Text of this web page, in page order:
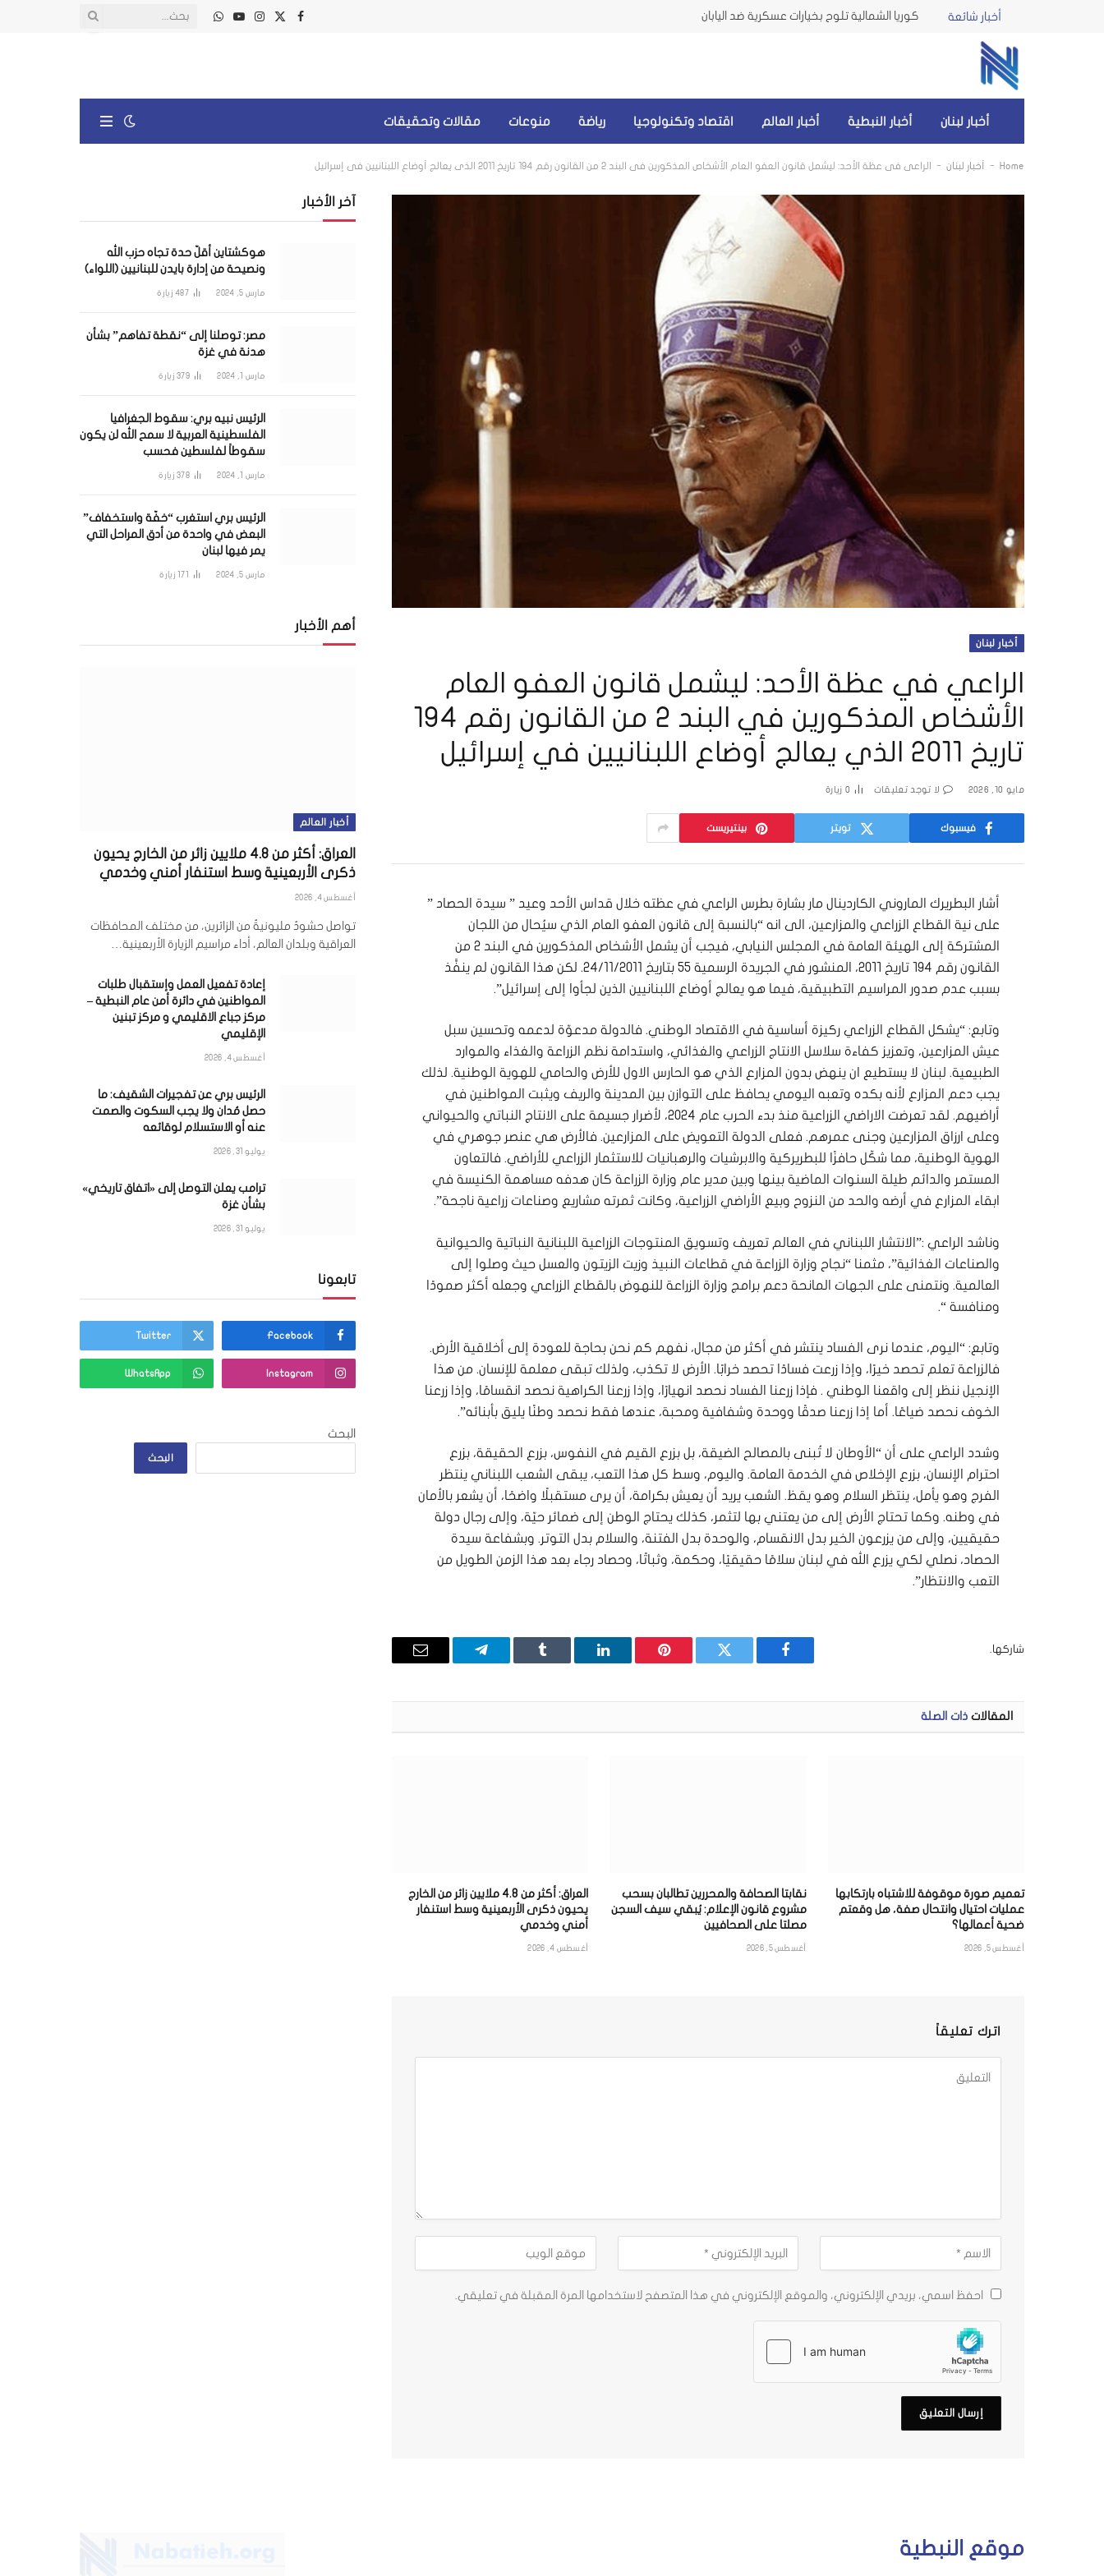
أخبار شائعة كوريا الشمالية تلوح بخيارات عسكرية ضد اليابان
فيسبوك
X
الانستغرام
يوتيوبواتساب
أخبار لبنان أخبار النبطية أخبار العالم اقتصاد وتكنولوجيا رياضة منوعات مقالات وتحقيقات
Home
- أخبار لبنان - الراعي في عظة الأحد: ليشمل قانون العفو العام الأشخاص المذكورين في البند 2 من القانون رقم 194 تاريخ 2011 الذي يعالج أوضاع اللبنانيين في إسرائيل
أخبار لبنان
الراعي في عظة الأحد: ليشمل قانون العفو العام
الأشخاص المذكورين في البند 2 من القانون رقم 194
تاريخ 2011 الذي يعالج أوضاع اللبنانيين في إسرائيل
مايو 10, 2026 لا توجد تعليقات 0 زيارة
فيسبوك تويتر بينتيريست
أشار البطريرك الماروني الكاردينال ​مار بشارة بطرس الراعي في​ عظته خلال قداس الأحد وعيد ” ​سيدة الحصاد​ ”
على نية ​القطاع الزراعي​ والمزارعين، الى انه “بالنسبة إلى قانون العفو العام الذي سيُحال من اللجان
المشتركة إلى الهيئة العامة في المجلس النيابي، فيجب أن يشمل الأشخاص المذكورين في البند ٢ من
القانون رقم ١٩٤ تاريخ ٢٠١١، المنشور في الجريدة الرسمية 55 بتاريخ 24/11/2011. لكن هذا القانون لم ينفَّذ
بسبب عدم صدور المراسيم التطبيقية، فيما هو يعالج أوضاع اللبنانيين الذين لجأوا إلى إسرائيل”.
وتابع: “يشكل القطاع الزراعي ركيزة أساسية في الاقتصاد الوطني. فالدولة مدعوّة لدعمه وتحسين سبل
عيش المزارعين، وتعزيز كفاءة سلاسل الانتاج الزراعي والغذائي، واستدامة نظم الزراعة والغذاء والموارد
الطبيعية. ​لبنان​ لا يستطيع ان ينهض بدون المزارع الذي هو الحارس الاول للأرض والحامي للهوية الوطنية. لذلك
يجب دعم المزارع لأنه بكده وتعبه اليومي يحافظ على التوازن بين المدينة والريف ويثبت المواطنين في
أراضيهم. لقد تعرضت الاراضي الزراعية منذ بدء الحرب عام ٢٠٢٤، لأضرار جسيمة على الانتاج النباتي والحيواني
وعلى ارزاق المزارعين وجنى عمرهم. فعلى الدولة التعويض على المزارعين. فالأرض هي عنصر جوهري في
الهوية الوطنية، مما شكّل حافزًا للبطريركية والابرشيات والرهبانيات للاستثمار الزراعي للأراضي. فالتعاون
المستمر والدائم طيلة السنوات الماضية بينها وبين مدير عام وزارة الزراعة كان هدفه مساهمة الكنيسة في
ابقاء المزارع في أرضه والحد من النزوح وبيع الأراضي الزراعية، وكانت ثمرته مشاريع وصناعات زراعية ناجحة”.
وناشد الراعي :”الانتشار اللبناني في العالم تعريف وتسويق المنتوجات الزراعية اللبنانية النباتية والحيوانية
والصناعات الغذائية”، مثمنا “نجاح وزارة الزراعة في قطاعات النبيذ وزيت الزيتون والعسل حيث وصلوا إلى
العالمية. ونتمنى على الجهات المانحة دعم برامج وزارة الزراعة للنهوض بالقطاع الزراعي وجعله أكثر صمودًا
ومنافسة “.
وتابع: “اليوم، عندما نرى ​الفساد​ ينتشر في أكثر من مجال، نفهم كم نحن بحاجة للعودة إلى أخلاقية الأرض.
فالزراعة تعلم تحصد خيرًا، وإذا زرعت فسادًا تحصد خرابًا. الأرض لا تكذب، ولذلك تبقى معلمة للإنسان. من هذا
الإنجيل ننظر إلى واقعنا الوطني . فإذا زرعنا الفساد نحصد انهيارًا، وإذا زرعنا الكراهية نحصد انقسامًا، وإذا زرعنا
الخوف نحصد ضياعًا. أما إذا زرعنا صدقًا ووحدة وشفافية ومحبة، عندها فقط نحصد وطنًا يليق بأبنائه”.
وشدد الراعي على أن “الأوطان لا تُبنى بالمصالح الضيقة، بل بزرع القيم في النفوس، بزرع الحقيقة، بزرع
احترام الإنسان، بزرع الإخلاص في الخدمة العامة. واليوم، وسط كل هذا التعب، يبقى ​الشعب اللبناني​ ينتظر
الفرج وهو يأمل، ينتظر السلام وهو يقظ. الشعب يريد أن يعيش بكرامة، أن يرى مستقبلًا واضحًا، أن يشعر بالأمان
في وطنه. وكما تحتاج الأرض إلى من يعتني بها لتثمر، كذلك يحتاج الوطن إلى ضمائر حيّة، وإلى رجال دولة
حقيقيين، وإلى من يزرعون الخير بدل الانقسام، والوحدة بدل الفتنة، والسلام بدل التوتر. وبشفاعة سيدة
الحصاد، نصلي لكي يزرع الله في لبنان سلامًا حقيقيًا، وحكمة، وثباتًا، وحصاد رجاء بعد هذا الزمن الطويل من
التعب والانتظار”.
شاركها.
فيسبوك تويتر بينتيريستلينكدإن Tumblr تيلقرام
البريد
المقالات ذات الصلة
تعميم صورة موقوفة للاشتباه بارتكابها
عمليات احتيال وانتحال صفة، هل وقعتم
ضحية أعمالها؟
أغسطس 5, 2026
نقابتا الصحافة والمحررين تطالبان بسحب
مشروع قانون الإعلام: يُبقي سيف السجن
مصلتا على الصحافيين
أغسطس 5, 2026
العراق: أكثر من 4.8 ملايين زائر من الخارج
يحيون ذكرى الأربعينية وسط استنفار
أمني وخدمي
أغسطس 4, 2026
اترك تعليقاً
احفظ اسمي، بريدي الإلكتروني، والموقع الإلكتروني في هذا المتصفح لاستخدامها المرة المقبلة في تعليقي.
آخر الأخبار
هوكشتاين أقلّ حدة تجاه حزب الله
ونصيحة من إدارة بايدن للبنانيين (اللواء)
مارس 5, 2024 487 زيارة
مصر: توصلنا إلى “نقطة تفاهم” بشأن
هدنة في غزة
مارس 1, 2024 379 زيارة
الرئيس نبيه بري: سقوط الجغرافيا
الفلسطينية العربية لا سمح الله لن يكون
سقوطاً لفلسطين فحسب
مارس 1, 2024 378 زيارة
الرئيس بري استغرب “خفّة واستخفاف”
البعض في واحدة من أدق المراحل التي
يمر فيها لبنان
مارس 5, 2024 171 زيارة
أهم الأخبار
أخبار العالم
العراق: أكثر من 4.8 ملايين زائر من الخارج يحيون
ذكرى الأربعينية وسط استنفار أمني وخدمي
أغسطس 4, 2026
تواصل حشودٌ مليونيةٌ من الزائرين، من مختلف المحافظات
العراقية وبلدان العالم، أداء مراسيم الزيارة الأربعينية…
إعادة تفعيل العمل وإستقبال طلبات
المواطنين في دائرة أمن عام النبطية –
مركز جباع الاقليمي و مركز تبنين
الإقليمي
أغسطس 4, 2026
الرئيس بري عن تفجيرات الشقيف: ما
حصل مُدان ولا يجب السكوت والصمت
عنه أو الاستسلام لوقائعه
يوليو 31, 2026
ترامب يعلن التوصل إلى «اتفاق تاريخي»
بشأن غزة
يوليو 31, 2026
تابعونا
Facebook
Twitter
Instagram
WhatsApp
البحث
البحث
موقع النبطية